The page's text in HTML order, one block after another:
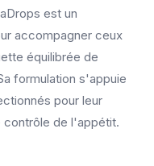
est un
accompagner ceux
équilibrée de
formulation s'appuie
pour leur
de l'appétit.